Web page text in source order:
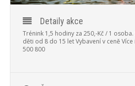
Detaily akce
Trénink 1,5 hodiny za 250,-Kč / 1 osoba.
děti od 8 do 15 letVybavení v ceně
500 800